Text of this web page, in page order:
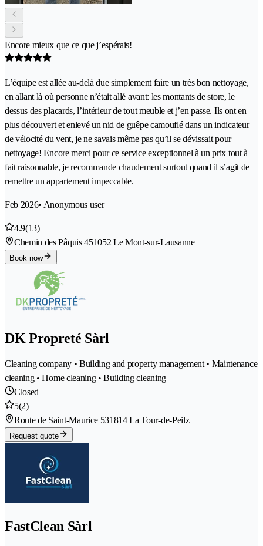
Encore mieux que ce que j’espérais!
L’équipe est allée au-delà due simplement faire un très bon nettoyage,
en allant là où personne n’était allé avant: les montants de store, le
dessus des placards, l’intérieur de tout meuble et j’en passe. Ils ont en
plus découvert et enlevé un nid de guêpe camouflé dans un indicateur
de vélocité du vent, je ne savais même pas qu’il se dévissait pour
nettoyage! Encore merci pour ce service exceptionnel à un prix tout à
fait raisonnable, je recommande chaudement surtout quand il s’agit de
remettre un appartement impeccable.
Feb 2026• Anonymous user
4.9(13)
Chemin des Pâquis 451052 Le Mont-sur-Lausanne
Book now
DK Propreté Sàrl
Cleaning company • Building and property management • Maintenance
cleaning • Home cleaning • Building cleaning
Closed
5(2)
Route de Saint-Maurice 531814 La Tour-de-Peilz
Request quote
FastClean Sàrl